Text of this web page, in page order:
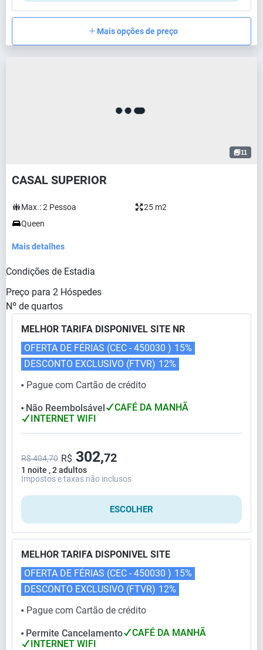
Mais opções de preço
11
CASAL SUPERIOR
Max.:2 Pessoa
25 m2
Queen
Mais detalhes
Condições de Estadia
Preço para 2 Hóspedes
Nº de quartos
MELHOR TARIFA DISPONIVEL SITE NR
⬤ Pague com Cartão de crédito
OFERTA DE FÉRIAS (CEC - 450030 ) 15%
DESCONTO EXCLUSIVO (FTVR) 12%
⬤ Não Reembolsável
CAFÉ DA MANHÃ
INTERNET WIFI
1 noite , 2 adultos
R$ 404,70 R$ 302,72
Impostos e taxas não inclusos
ESCOLHER
MELHOR TARIFA DISPONIVEL SITE
⬤ Pague com Cartão de crédito
OFERTA DE FÉRIAS (CEC - 450030 ) 15%
DESCONTO EXCLUSIVO (FTVR) 12%
⬤ Permite Cancelamento
CAFÉ DA MANHÃ
INTERNET WIFI